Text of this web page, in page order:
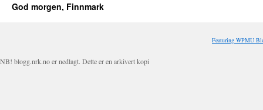
God morgen, Finnmark
Featuring WPMU
NB! blogg.nrk.no er nedlagt. Dette er en arkivert kopi